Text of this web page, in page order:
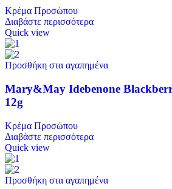
Κρέμα Προσώπου
Διαβάστε περισσότερα
Quick view
Προσθήκη στα αγαπημένα
Mary&May Idebenone
12g
Κρέμα Προσώπου
Διαβάστε περισσότερα
Quick view
Προσθήκη στα αγαπημένα